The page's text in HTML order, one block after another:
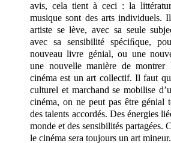
avis, cela tient à ceci : la
musique sont des arts individuels.
artiste se lève, avec sa seule
avec sa sensibilité spéciﬁque,
nouveau livre génial, ou une
une nouvelle manière de
cinéma est un art collectif. Il faut
culturel et marchand se mobilise
cinéma, on ne peut pas être
des talents accordés. Des énergies
monde et des sensibilités partagées.
le cinéma sera toujours un art mineur.